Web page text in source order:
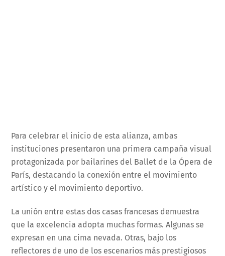
Para celebrar el inicio de esta alianza, ambas
instituciones presentaron una primera campaña visual
protagonizada por bailarines del Ballet de la Ópera de
París, destacando la conexión entre el movimiento
artístico y el movimiento deportivo.
La unión entre estas dos casas francesas demuestra
que la excelencia adopta muchas formas. Algunas se
expresan en una cima nevada. Otras, bajo los
reflectores de uno de los escenarios más prestigiosos